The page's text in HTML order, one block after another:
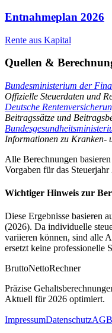
Entnahmeplan 2026
Rente aus Kapital
Quellen &
Bundesministerium der
Offizielle Steuerdaten und
Deutsche
Beitragssätze und
Informationen zu Kranken-
Alle Berechnungen
Vorgaben für das
Wichtiger Hinweis zur
Diese Ergebnisse basieren
(2026). Da individuelle
variieren können, sind alle
ersetzt keine professionelle
BruttoNettoRechner
Präzise
Aktuell für 2026 optimiert.
ImpressumDatenschutzAGB